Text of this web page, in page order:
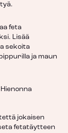
feta
Lisää
sekoita
ja maun
jokaisen
fetatäytteen